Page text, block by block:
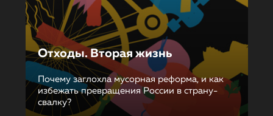
Отходы. Вторая жизнь
Почему заглохла мусорная реформа, и как
избежать превращения России в страну-
свалку?